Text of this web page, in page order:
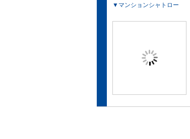
▼マンションシャトロー